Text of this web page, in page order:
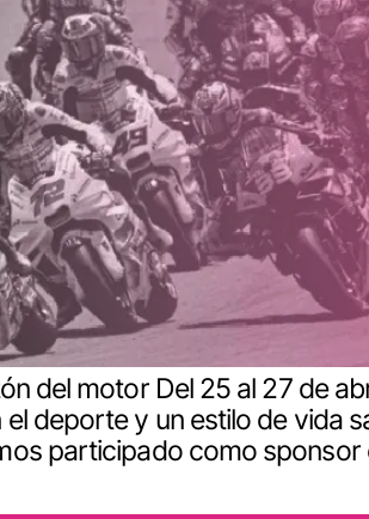
del motor Del 25 al 27 de
deporte y un estilo de vida
participado como